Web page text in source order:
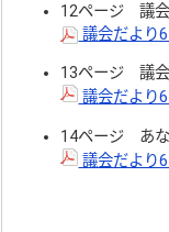
12ページ 議会
議会だより
13ページ 議会
議会だより
14ページ あな
議会だより